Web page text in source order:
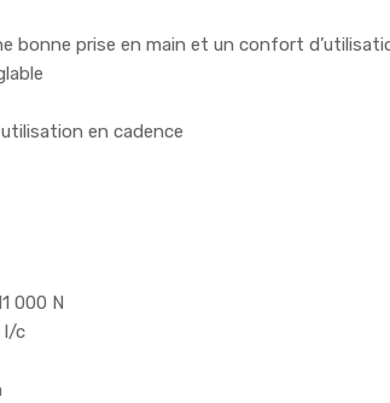
bonne prise en main et un confort
en cadence
000 N
l/c